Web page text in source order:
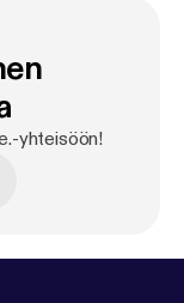
yhteisöön!